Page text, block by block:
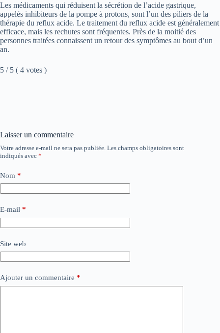
Les médicaments qui réduisent la sécrétion de l’acide gastrique,
appelés inhibiteurs de la pompe à protons, sont l’un des piliers de la
thérapie du reflux acide. Le traitement du reflux acide est généralement
efficace, mais les rechutes sont fréquentes. Près de la moitié des
personnes traitées connaissent un retour des symptômes au bout d’un
an.
5 / 5 ( 4 votes )
Laisser un commentaire
Votre adresse e-mail ne sera pas publiée. Les champs obligatoires sont
indiqués avec *
Nom *
E-mail *
Site web
Ajouter un commentaire *